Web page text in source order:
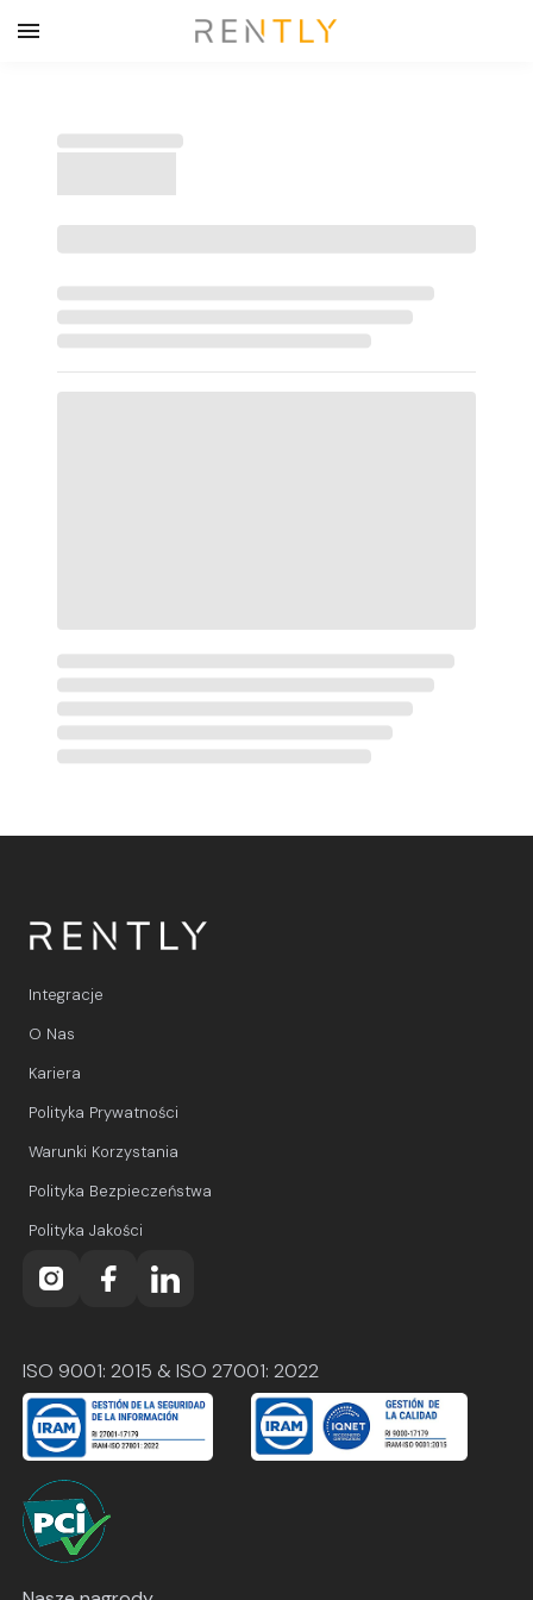
Integracje
O Nas
Kariera
Polityka Prywatności
Warunki Korzystania
Polityka Bezpieczeństwa
Polityka Jakości
ISO 9001: 2015 & ISO 27001: 2022